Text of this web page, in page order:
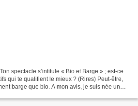
spectacle s’intitule « Bio et Barge » ; est-ce
qui te qualifient le mieux ? (Rires) Peut-être,
barge que bio. A mon avis, je suis née un